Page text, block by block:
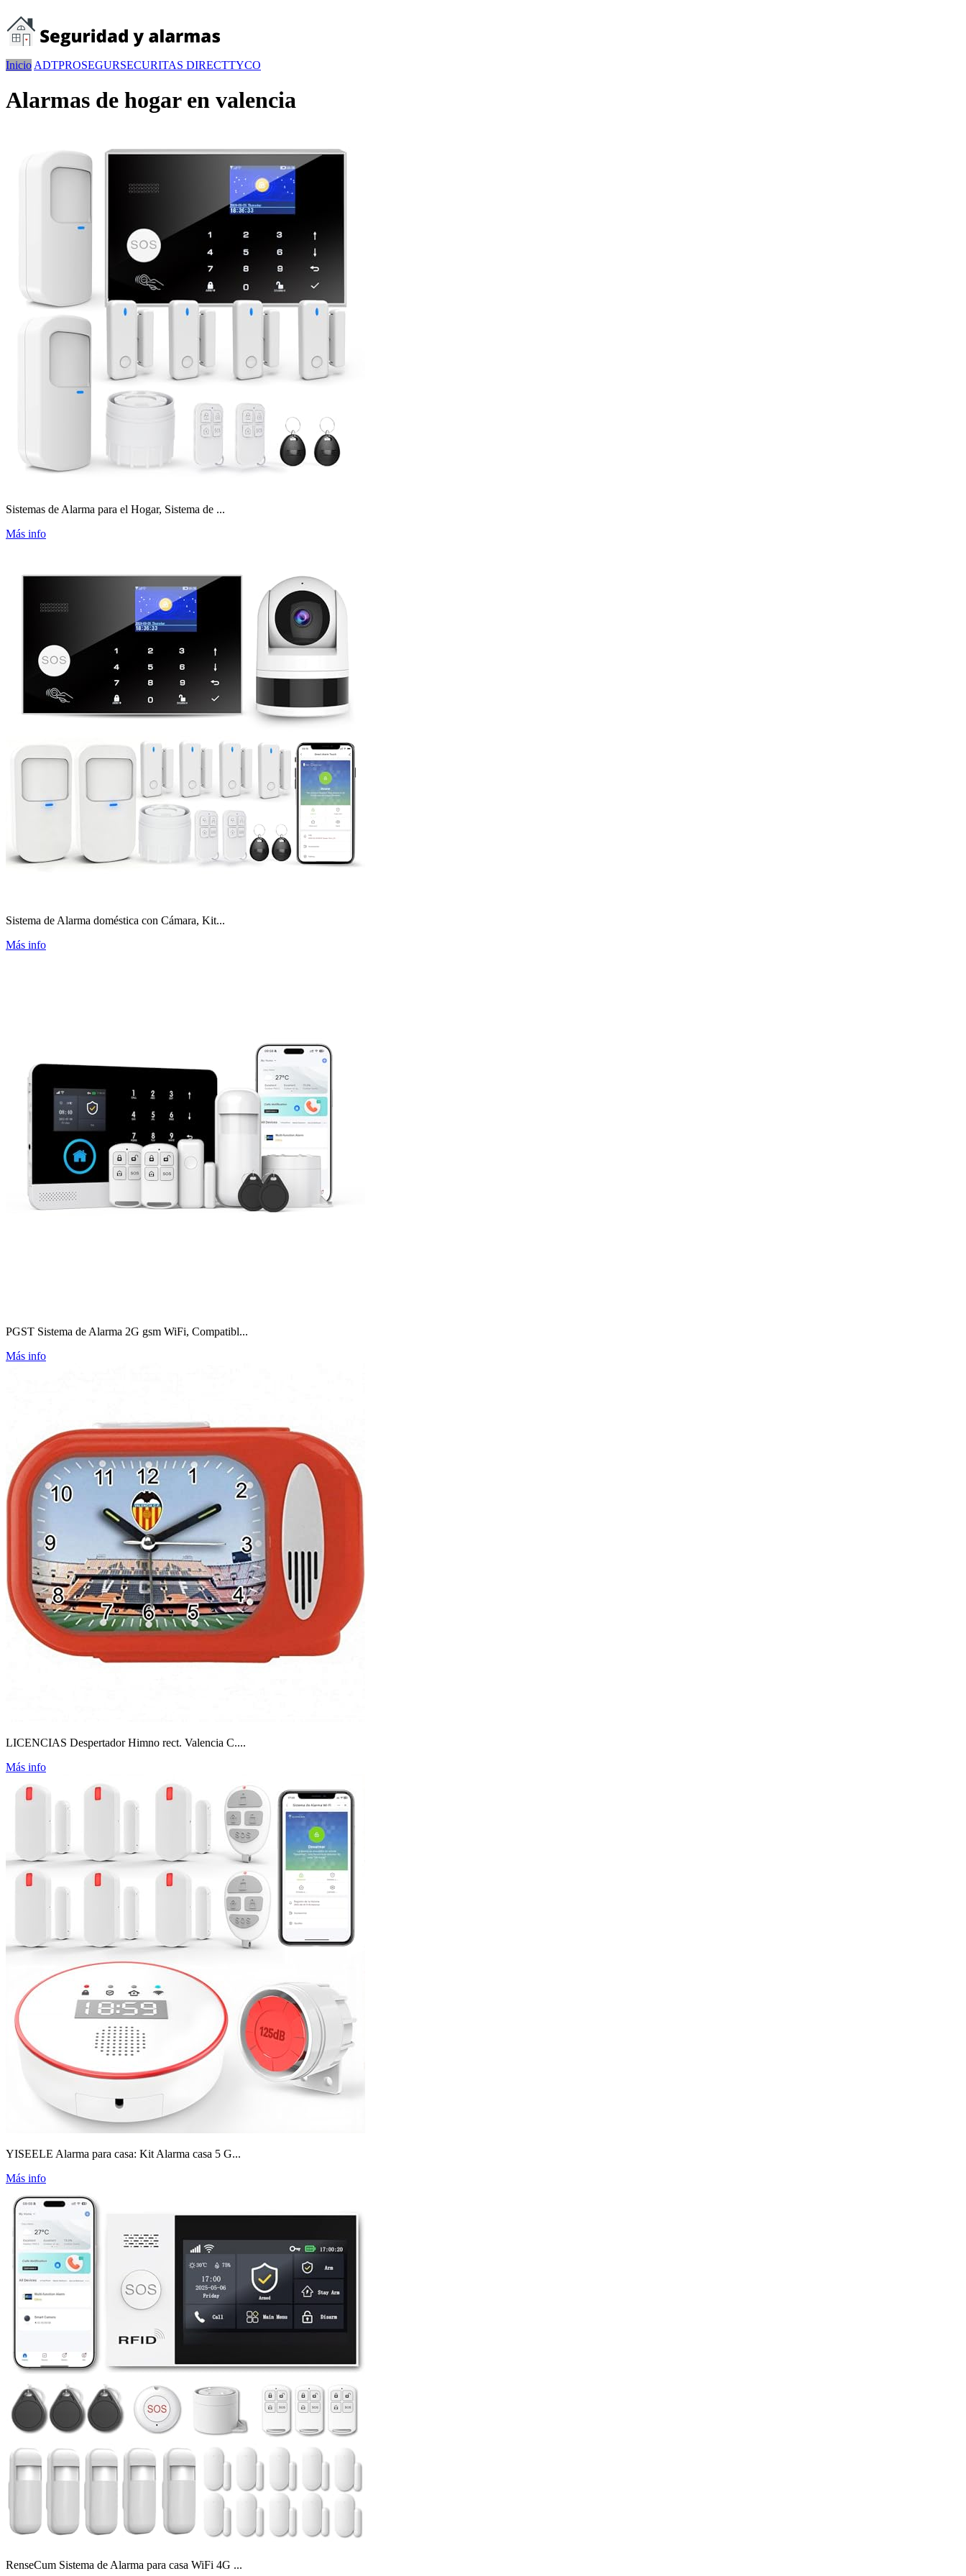
Inicio ADTPROSEGURSECURITAS DIRECTTYCO
Alarmas de hogar en valencia
Sistemas de Alarma para el Hogar, Sistema de ...
Más info
Sistema de Alarma doméstica con Cámara, Kit...
Más info
PGST Sistema de Alarma 2G gsm WiFi, Compatibl...
Más info
LICENCIAS Despertador Himno rect. Valencia C....
Más info
YISEELE Alarma para casa: Kit Alarma casa 5 G...
Más info
RenseCum Sistema de Alarma para casa WiFi 4G ...